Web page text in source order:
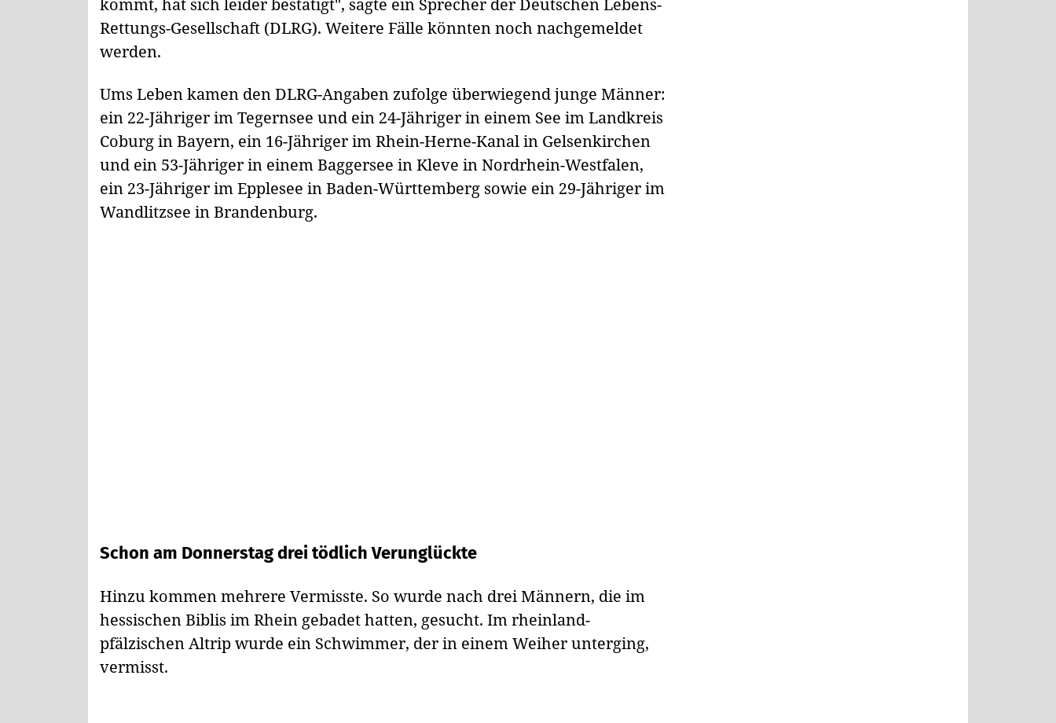
kommt, hat sich leider bestätigt", sagte ein Sprecher der Deutschen Lebens-
Rettungs-Gesellschaft (DLRG). Weitere Fälle könnten noch nachgemeldet
werden.
Ums Leben kamen den DLRG-Angaben zufolge überwiegend junge Männer:
ein 22-Jähriger im Tegernsee und ein 24-Jähriger in einem See im Landkreis
Coburg in Bayern, ein 16-Jähriger im Rhein-Herne-Kanal in Gelsenkirchen
und ein 53-Jähriger in einem Baggersee in Kleve in Nordrhein-Westfalen,
ein 23-Jähriger im Epplesee in Baden-Württemberg sowie ein 29-Jähriger im
Wandlitzsee in Brandenburg.
Schon am Donnerstag drei tödlich Verunglückte
Hinzu kommen mehrere Vermisste. So wurde nach drei Männern, die im
hessischen Biblis im Rhein gebadet hatten, gesucht. Im rheinland-
pfälzischen Altrip wurde ein Schwimmer, der in einem Weiher unterging,
vermisst.